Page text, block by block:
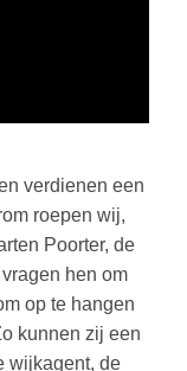
verdienen een
roepen wij,
Poorter, de
hen om
op te hangen
kunnen zij een
wijkagent, de